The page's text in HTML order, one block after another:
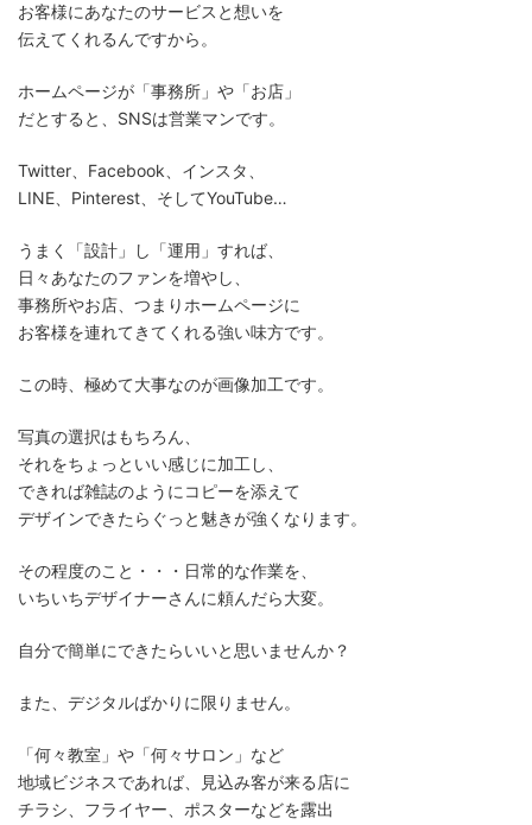
お客様にあなたのサービスと想いを
伝えてくれるんですから。
ホームページが「事務所」や「お店」
だとすると、SNSは営業マンです。
Twitter、Facebook、インスタ、
LINE、Pinterest、そしてYouTube…
うまく「設計」し「運用」すれば、
日々あなたのファンを増やし、
事務所やお店、つまりホームページに
お客様を連れてきてくれる強い味方です。
この時、極めて大事なのが画像加工です。
写真の選択はもちろん、
それをちょっといい感じに加工し、
できれば雑誌のようにコピーを添えて
デザインできたらぐっと魅きが強くなります。
その程度のこと・・・日常的な作業を、
いちいちデザイナーさんに頼んだら大変。
自分で簡単にできたらいいと思いませんか？
また、デジタルばかりに限りません。
「何々教室」や「何々サロン」など
地域ビジネスであれば、見込み客が来る店に
チラシ、フライヤー、ポスターなどを露出